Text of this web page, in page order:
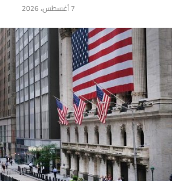
7 أغسطس، 2026